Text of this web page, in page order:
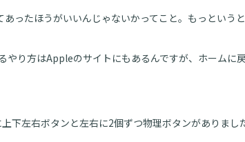
ったほうがいいんじゃないかってこと。もっという
り方はAppleのサイトにもあるんですが、ホーム
下左右ボタンと左右に2個ずつ物理ボタンがありまし